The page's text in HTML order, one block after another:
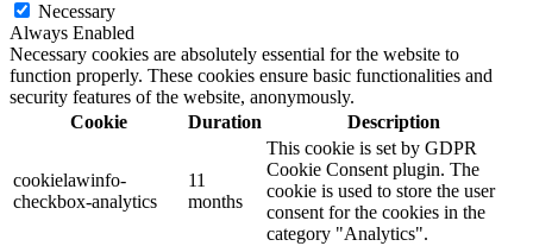
Necessary
Always Enabled
Necessary cookies are absolutely essential for the website to
function properly. These cookies ensure basic functionalities and
security features of the website, anonymously.
Cookie
Duration Description
cookielawinfo-
checkbox-analytics
11
months
This cookie is set by GDPR
Cookie Consent plugin. The
cookie is used to store the user
consent for the cookies in the
category "Analytics".